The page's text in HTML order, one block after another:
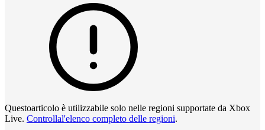
Questoarticolo è utilizzabile solo nelle regioni supportate da Xbox
Live. Controllal'elenco completo delle regioni.